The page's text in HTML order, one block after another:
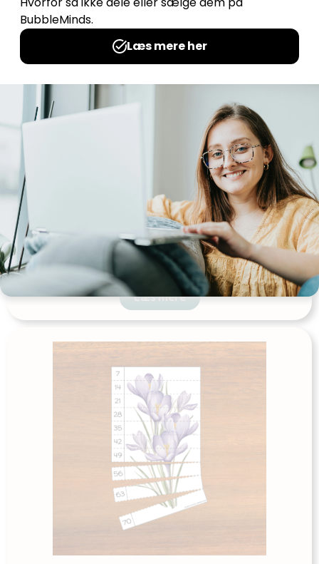
Sommer-tabeller
Udgives af: Camilla Krogsgaard
0,00kr
Læs mere